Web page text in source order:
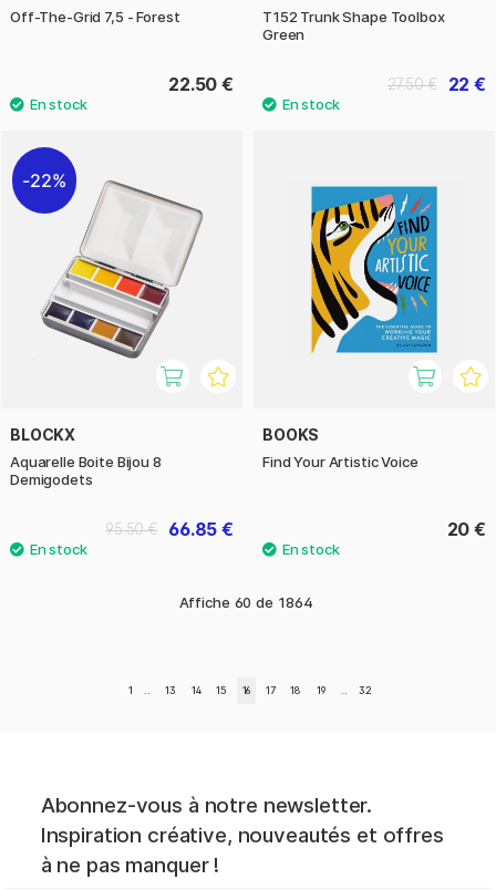
Off-The-Grid 7,5 - Forest
22.50 €
T152 Trunk Shape Toolbox
Green
22 €
27.50 €
22%
BLOCKX
Aquarelle Boite Bijou 8
Demigodets
66.85 €
95.50 €
BOOKS
Find Your Artistic Voice
20 €
Affiche 60 de 1864
1 13 14 15 16 17 18 19 32
Abonnez-vous à notre newsletter.
Inspiration créative, nouveautés et offres
à ne pas manquer !